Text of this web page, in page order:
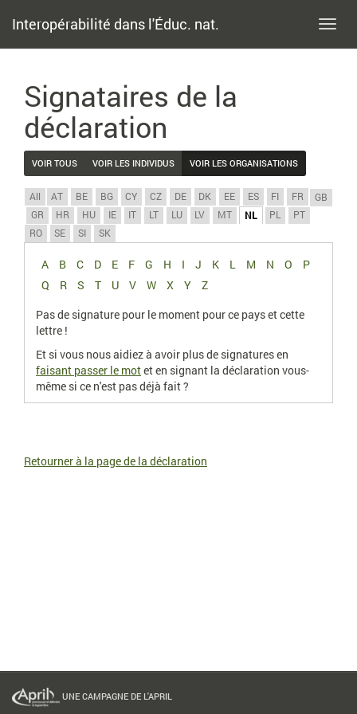
Interopérabilité dans l'Éduc. nat.
Signataires de la
déclaration
VOIR TOUS VOIR LES INDIVIDUS VOIR LES ORGANISATIONS
All AT BE BG CY CZ DE DK EE ES FI FR
GB
GR
HR HU IE IT LT LU LV MT NL PL
PT
RO
SE SI SK
A B C D E F G H I J K L M N O
P
Q
R S T U V W X Y
Z
Pas de signature pour le moment pour ce pays et cette
lettre !
Et si vous nous aidiez à avoir plus de signatures en
faisant passer le motet en signant la déclaration vous-
même si ce n'est pas déjà fait ?
Retourner à la page de la déclaration
UNE CAMPAGNE DE L'APRIL